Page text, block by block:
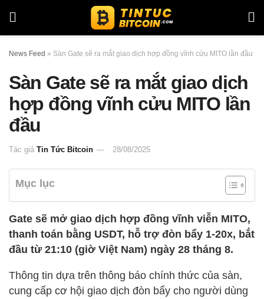
News Feed » Sàn Gate sẽ ra mắt giao dịch hợp đồng vĩnh cửu MITO lần đầu
Sàn Gate sẽ ra mắt giao dịch
hợp đồng vĩnh cửu MITO lần
đầu
Tác giả Tin Tức Bitcoin 28/08/2025
Mục lục
Gate sẽ mở giao dịch hợp đồng vĩnh viễn MITO,
thanh toán bằng USDT, hỗ trợ đòn bẩy 1-20x, bắt
đầu từ 21:10 (giờ Việt Nam) ngày 28 tháng 8.
Thông tin dựa trên thông báo chính thức của sàn,
cung cấp cơ hội giao dịch đòn bẩy cho người dùng